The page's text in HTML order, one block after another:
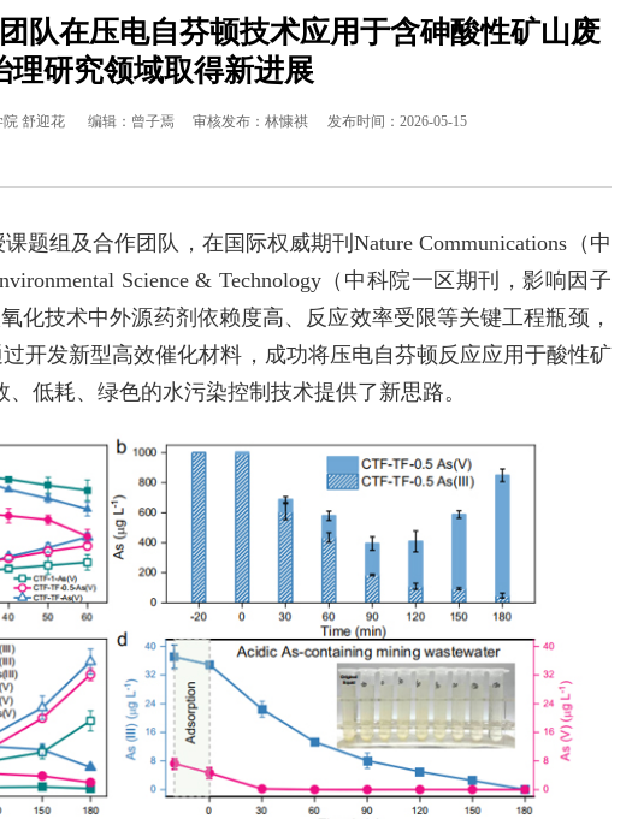
队在压电自芬顿技术应用于含砷酸性矿山废
理研究领域取得新进展
舒迎花 编辑：曾子焉 审核发布：林慷祺 发布时间：2026-05-15
题组及合作团队，在国际权威期刊Nature Communications（中
Science & Technology（中科院一区期刊，影响因子
化技术中外源药剂依赖度高、反应效率受限等关键工程瓶颈，
开发新型高效催化材料，成功将压电自芬顿反应应用于酸性矿
低耗、绿色的水污染控制技术提供了新思路。